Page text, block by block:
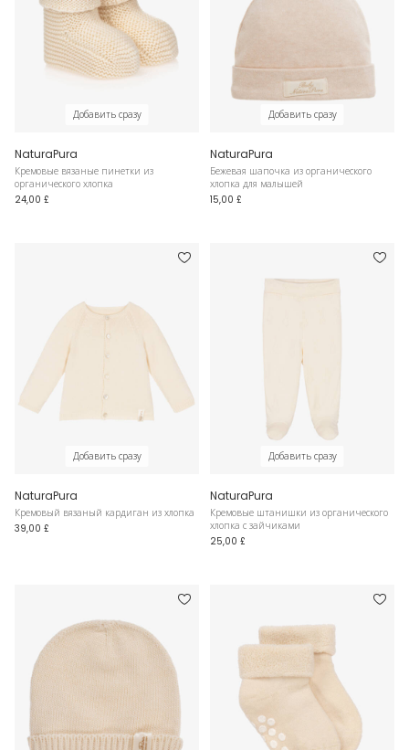
Добавить сразу
NaturaPura
Кремовые вязаные пинетки из
органического хлопка
24,00 £
Добавить сразу
NaturaPura
Бежевая шапочка из органического
хлопка для малышей
15,00 £
Добавить сразу
NaturaPura
Кремовый вязаный кардиган из хлопка
39,00 £
Добавить сразу
NaturaPura
Кремовые штанишки из органического
хлопка с зайчиками
25,00 £